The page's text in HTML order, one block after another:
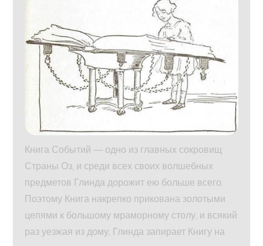
Книга Событий — одно из главных сокровищ
Страны Оз, и среди всех своих волшебных
предметов Глинда дорожит ею больше всего.
Поэтому Книга накрепко прикована золотыми
цепями к большому мраморному столу, и всякий
раз уезжая из дому, Глинда запирает Книгу на